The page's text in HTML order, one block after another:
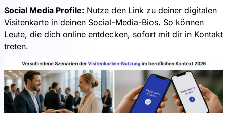
Social Media Profile: Nutze den Link zu deiner digitalen
Visitenkarte in deinen Social-Media-Bios. So können
Leute, die dich online entdecken, sofort mit dir in Kontakt
treten.